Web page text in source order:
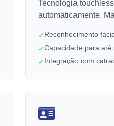
Tecnologia
automaticamente.
✓Reconhecimento
✓Capacidade para até
✓Integração com